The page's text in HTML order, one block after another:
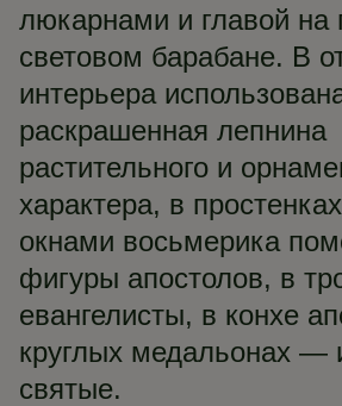
люкарнами и главой на
световом барабане. В
интерьера
раскрашенная лепнина
растительного и
характера, в
окнами восьмерика
фигуры апостолов, в
евангелисты, в конхе
круглых медальонах —
святые.